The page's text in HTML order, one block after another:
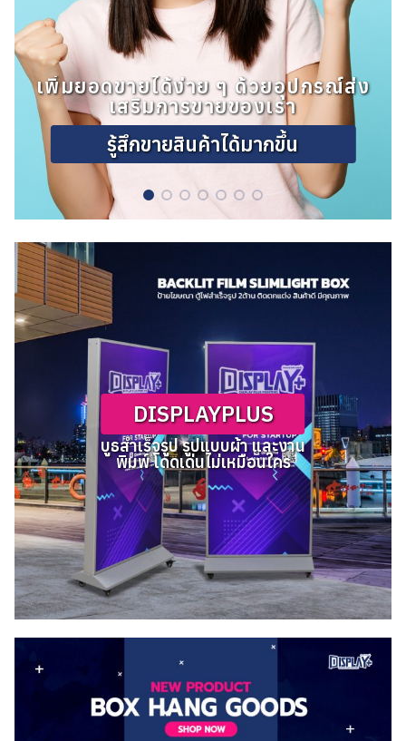
เพิ่มยอดขายได้ง่าย ๆ ด้วยอุปกรณ์ส่ง
เสริมการขายของเรา
รู้สึกขายสินค้าได้มากขึ้น
DISPLAYPLUS
บูธสำเร็จรูป รูปแบบผ้า และงาน
พิมพ์ โดดเด่นไม่เหมือนใคร